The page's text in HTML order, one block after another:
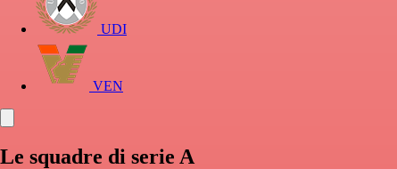
UDI
VEN
Le squadre di serie A